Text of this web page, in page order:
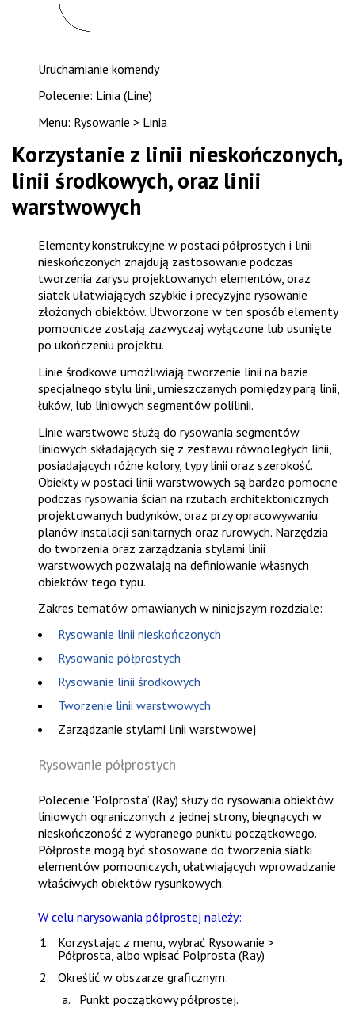
Uruchamianie komendy
Polecenie: Linia (Line)
Menu: Rysowanie > Linia
Korzystanie z linii nieskończonych,
linii środkowych, oraz linii
warstwowych
Elementy konstrukcyjne w postaci półprostych i linii
nieskończonych znajdują zastosowanie podczas
tworzenia zarysu projektowanych elementów, oraz
siatek ułatwiających szybkie i precyzyjne rysowanie
złożonych obiektów. Utworzone w ten sposób elementy
pomocnicze zostają zazwyczaj wyłączone lub usunięte
po ukończeniu projektu.
Linie środkowe umożliwiają tworzenie linii na bazie
specjalnego stylu linii, umieszczanych pomiędzy parą linii,
łuków, lub liniowych segmentów polilinii.
Linie warstwowe służą do rysowania segmentów
liniowych składających się z zestawu równoległych linii,
posiadających różne kolory, typy linii oraz szerokość.
Obiekty w postaci linii warstwowych są bardzo pomocne
podczas rysowania ścian na rzutach architektonicznych
projektowanych budynków, oraz przy opracowywaniu
planów instalacji sanitarnych oraz rurowych. Narzędzia
do tworzenia oraz zarządzania stylami linii
warstwowych pozwalają na definiowanie własnych
obiektów tego typu.
Zakres tematów omawianych w niniejszym rozdziale:
Rysowanie linii nieskończonych
Rysowanie półprostych
Rysowanie linii środkowych
Tworzenie linii warstwowych
Zarządzanie stylami linii warstwowej
Rysowanie półprostych
Polecenie 'Polprosta’ (Ray) służy do rysowania obiektów
liniowych ograniczonych z jednej strony, biegnących w
nieskończoność z wybranego punktu początkowego.
Półproste mogą być stosowane do tworzenia siatki
elementów pomocniczych, ułatwiających wprowadzanie
właściwych obiektów rysunkowych.
W celu narysowania półprostej należy:
Korzystając z menu, wybrać Rysowanie >
Półprosta, albo wpisać Polprosta (Ray)
Określić w obszarze graficznym:
Punkt początkowy półprostej.